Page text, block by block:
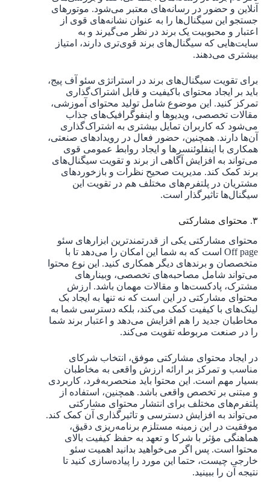
آنلاین و حضور در رسانه‌های معتبر می‌شود. موتورهای
جستجو این سیگنال‌ها را به عنوان نشانه‌های قوی از
اعتبار و محبوبیت یک برند در نظر می‌گیرند و به
سایت‌هایی که سیگنال‌های برند قوی‌تری دارند، امتیاز
بیشتری می‌دهند.
برای تقویت سیگنال‌های برند در استراتژی سئو آف پیج،
باید بر ایجاد محتوای باکیفیت و قابل اشتراک‌گذاری
تمرکز کنید. این موضوع شامل تولید محتوای آموزشی،
مقالات تخصصی، ویدیوها و اینفوگرافیک‌های جذاب
می‌شود که کاربران تمایل بیشتری به اشتراک‌گذاری
آن‌ها دارند. همچنین، حضور فعال در رویدادهای صنعتی،
همکاری با اینفلوئنسرها و ایجاد روابط عمومی قوی
می‌تواند به افزایش آگاهی از برند و تقویت سیگنال‌های
برند کمک کند. مدیریت صحیح نظرات و بازخوردهای
مشتریان در پلتفرم‌های مختلف هم در تقویت این
سیگنال‌ها تاثیرگذار است.
۳. محتوای مشارکتی
محتوای مشارکتی یکی از قدرتمندترین ابزارهای سئو
Off page است که به شما این امکان را می‌دهد تا با
متخصصان و برندهای دیگر همکاری کنید. این نوع محتوا
می‌تواند شامل مصاحبه‌های تخصصی، وبینارهای
مشترک، پادکست‌ها و مقالات مهمان باشد. ارزش
محتوای مشارکتی در این است که نه تنها به ایجاد بک
لینک‌های با کیفیت کمک می‌کند، بلکه دسترسی شما به
مخاطبان جدید را هم افزایش می‌دهد و اعتبار برند شما
را در صنعت مربوطه تقویت می‌کند.
در ایجاد محتوای مشارکتی موفق، انتخاب شرکای
مناسب و تمرکز بر ارائه ارزش واقعی به مخاطبان
بسیار مهم است. این محتوا باید منحصربه‌فرد، کاربردی
و مبتنی بر تخصص واقعی باشد. همچنین، استفاده از
پلتفرم‌های مختلف برای انتشار محتوای مشارکتی
می‌تواند به افزایش دسترسی و تاثیرگذاری آن کمک کند.
موفقیت در این زمینه مستلزم برنامه‌ریزی دقیق،
هماهنگی مؤثر با شرکا و تعهد به حفظ کیفیت بالای
محتوا است. پس اگر می‌خواهید بدانید اهمیت سئو
خارجی چیست، حتما این مورد را پیاده‌سازی کنید تا
نتیجه آن را ببینید.